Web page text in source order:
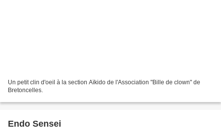
Un petit clin d'oeil à la section Aïkido de l'Association "Bille de clown" de
Bretoncelles.
Endo Sensei